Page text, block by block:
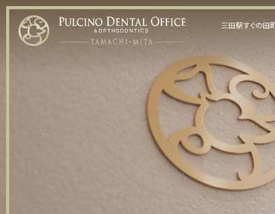
三田駅すぐの田